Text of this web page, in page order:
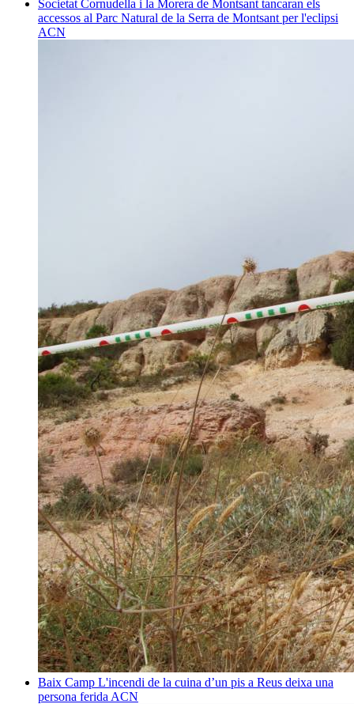
Societat Cornudella i la Morera de Montsant tancaran els
accessos al Parc Natural de la Serra de Montsant per l'eclipsi
ACN
Baix Camp L'incendi de la cuina d’un pis a Reus deixa una
persona ferida ACN